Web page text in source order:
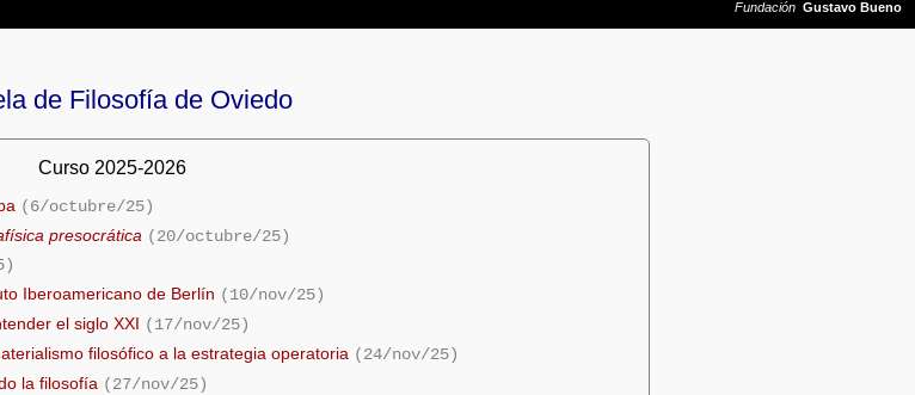
de Filosofía de Oviedo
Curso 2025-2026
(6/octubre/25)
presocrática (20/octubre/25)
Iberoamericano de Berlín (10/nov/25)
el siglo XXI
(17/nov/25)
filosófico a la estrategia operatoria (24/nov/25)
la filosofía (27/nov/25)